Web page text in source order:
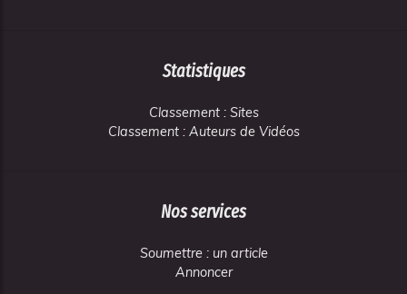
Statistiques
Classement : Sites
Classement : Auteurs de Vidéos
Nos services
Soumettre : un article
Annoncer